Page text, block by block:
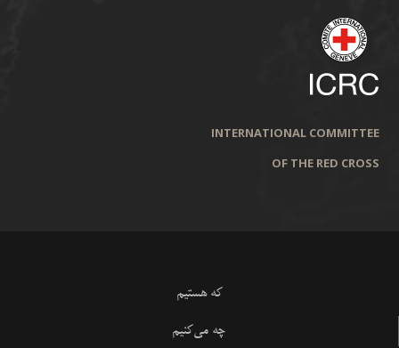
INTERNATIONAL COMMITTEE
OF THE RED CROSS
که هستیم
چه می‌کنیم